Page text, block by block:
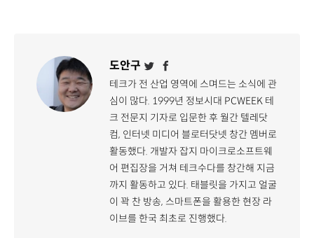
도안구
테크가 전 산업 영역에 스며드는 소식에 관
심이 많다. 1999년 정보시대 PCWEEK 테
크 전문지 기자로 입문한 후 월간 텔레닷
컴, 인터넷 미디어 블로터닷넷 창간 멤버로
활동했다. 개발자 잡지 마이크로소프트웨
어 편집장을 거쳐 테크수다를 창간해 지금
까지 활동하고 있다. 태블릿을 가지고 얼굴
이 꽉 찬 방송, 스마트폰을 활용한 현장 라
이브를 한국 최초로 진행했다.